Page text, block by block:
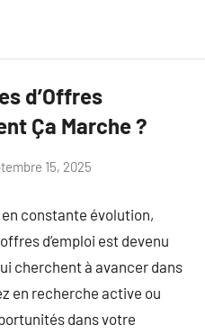
d’Offres
Ça Marche ?
15, 2025
en constante évolution,
d’emploi est devenu
cherchent à avancer dans
en recherche active ou
dans votre